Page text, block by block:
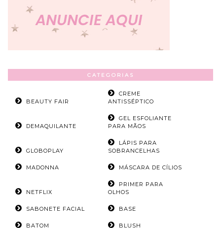
CATEGORIAS
BEAUTY FAIR
CREME
ANTISSÉPTICO
DEMAQUILANTE
GEL ESFOLIANTE
PARA MÃOS
GLOBOPLAY
LÁPIS PARA
SOBRANCELHAS
MADONNA MÁSCARA DE CÍLIOS
NETFLIX
PRIMER PARA
OLHOS
SABONETE FACIAL BASE
BATOM BLUSH